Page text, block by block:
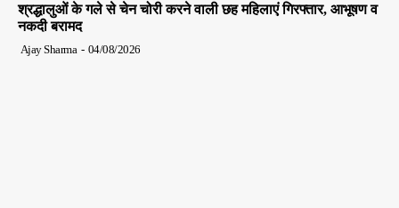
श्रद्धालुओं के गले से चेन चोरी करने वाली छह महिलाएं गिरफ्तार, आभूषण व
नकदी बरामद
Ajay Sharma - 04/08/2026